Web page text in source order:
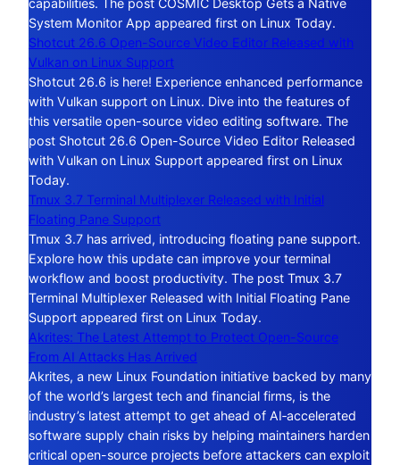
System Monitor App appeared first on Linux Today.
Shotcut 26.6 Open-Source Video Editor Released with
Vulkan on Linux Support
Shotcut 26.6 is here! Experience enhanced performance
with Vulkan support on Linux. Dive into the features of
this versatile open-source video editing software. The
post Shotcut 26.6 Open-Source Video Editor Released
with Vulkan on Linux Support appeared first on Linux
Today.
Tmux 3.7 Terminal Multiplexer Released with Initial
Floating Pane Support
Tmux 3.7 has arrived, introducing floating pane support.
Explore how this update can improve your terminal
workflow and boost productivity. The post Tmux 3.7
Terminal Multiplexer Released with Initial Floating Pane
Support appeared first on Linux Today.
Akrites: The Latest Attempt to Protect Open-Source
From AI Attacks Has Arrived
Akrites, a new Linux Foundation initiative backed by many
of the world’s largest tech and financial firms, is the
industry’s latest attempt to get ahead of AI‑accelerated
software supply chain risks by helping maintainers harden
critical open-source projects before attackers can exploit